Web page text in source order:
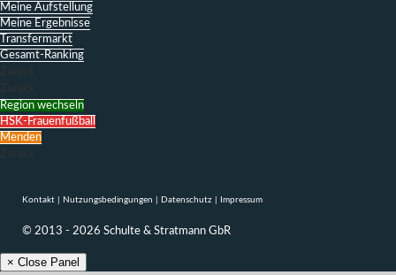
Meine Aufstellung
Meine Ergebnisse
Transfermarkt
Gesamt-Ranking
Zurück
Zurück
Region wechseln
HSK-Frauenfußball
Menden
Zurück
Kontakt Nutzungsbedingungen Datenschutz Impressum
© 2013 - 2026 Schulte & Stratmann GbR
× Close Panel